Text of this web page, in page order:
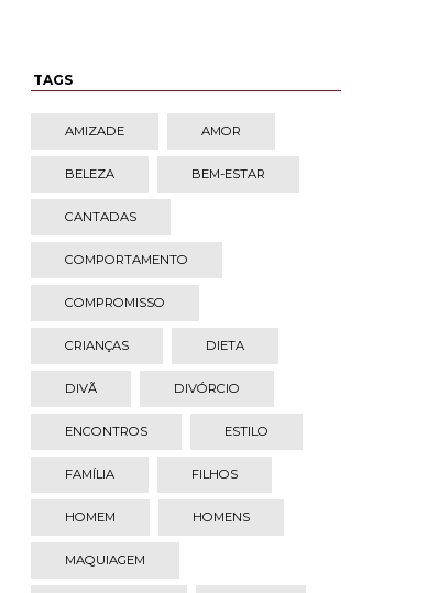
TAGS
AMIZADE AMOR
BELEZA BEM-ESTAR
CANTADAS
COMPORTAMENTO
COMPROMISSO
CRIANÇAS DIETA
DIVÃ DIVÓRCIO
ENCONTROS ESTILO
FAMÍLIA FILHOS
HOMEM HOMENS
MAQUIAGEM